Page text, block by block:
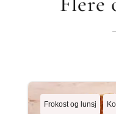
Frokost og lunsj